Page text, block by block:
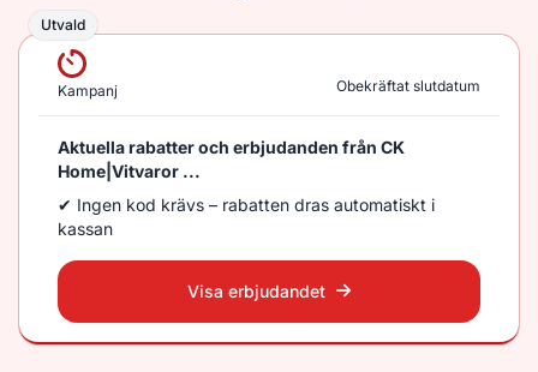
Utvald
Utvald
Kampanj Obekräftat slutdatum
Aktuella rabatter och erbjudanden från CK
Home|Vitvaror ...
✔ Ingen kod krävs – rabatten dras automatiskt i
kassan
Visa erbjudandet